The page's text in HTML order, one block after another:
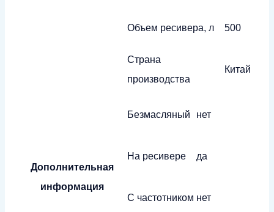
Объем ресивера, л 500
Страна
производства
Китай
Дополнительная
информация
Безмасляный нет
На ресивере да
С частотником нет